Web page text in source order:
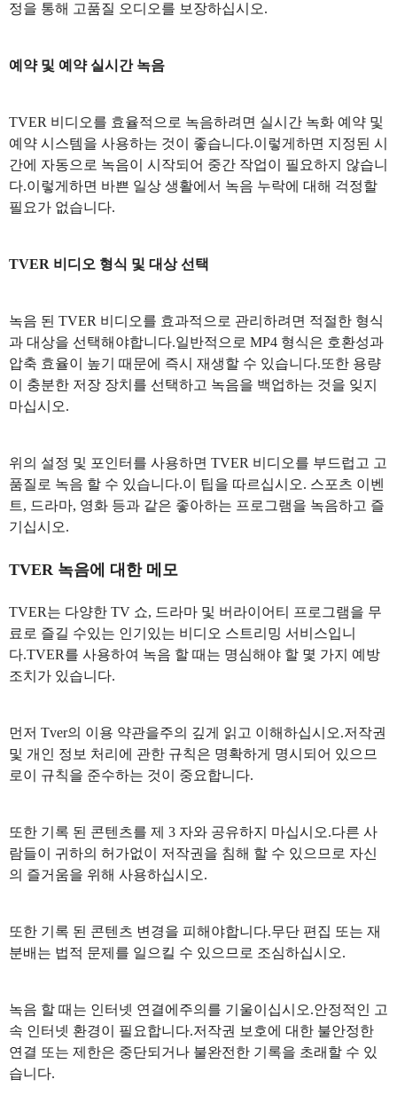
정을 통해 고품질 오디오를 보장하십시오.
예약 및 예약 실시간 녹음
TVER 비디오를 효율적으로 녹음하려면 실시간 녹화 예약 및
예약 시스템을 사용하는 것이 좋습니다.이렇게하면 지정된 시
간에 자동으로 녹음이 시작되어 중간 작업이 필요하지 않습니
다.이렇게하면 바쁜 일상 생활에서 녹음 누락에 대해 걱정할
필요가 없습니다.
TVER 비디오 형식 및 대상 선택
녹음 된 TVER 비디오를 효과적으로 관리하려면 적절한 형식
과 대상을 선택해야합니다.일반적으로 MP4 형식은 호환성과
압축 효율이 높기 때문에 즉시 재생할 수 있습니다.또한 용량
이 충분한 저장 장치를 선택하고 녹음을 백업하는 것을 잊지
마십시오.
위의 설정 및 포인터를 사용하면 TVER 비디오를 부드럽고 고
품질로 녹음 할 수 있습니다.이 팁을 따르십시오. 스포츠 이벤
트, 드라마, 영화 등과 같은 좋아하는 프로그램을 녹음하고 즐
기십시오.
TVER 녹음에 대한 메모
TVER는 다양한 TV 쇼, 드라마 및 버라이어티 프로그램을 무
료로 즐길 수있는 인기있는 비디오 스트리밍 서비스입니
다.TVER를 사용하여 녹음 할 때는 명심해야 할 몇 가지 예방
조치가 있습니다.
먼저 Tver의 이용 약관을주의 깊게 읽고 이해하십시오.저작권
및 개인 정보 처리에 관한 규칙은 명확하게 명시되어 있으므
로이 규칙을 준수하는 것이 중요합니다.
또한 기록 된 콘텐츠를 제 3 자와 공유하지 마십시오.다른 사
람들이 귀하의 허가없이 저작권을 침해 할 수 있으므로 자신
의 즐거움을 위해 사용하십시오.
또한 기록 된 콘텐츠 변경을 피해야합니다.무단 편집 또는 재
분배는 법적 문제를 일으킬 수 있으므로 조심하십시오.
녹음 할 때는 인터넷 연결에주의를 기울이십시오.안정적인 고
속 인터넷 환경이 필요합니다.저작권 보호에 대한 불안정한
연결 또는 제한은 중단되거나 불완전한 기록을 초래할 수 있
습니다.